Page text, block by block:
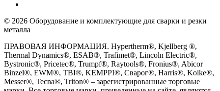
© 2026 Оборудование и комплектующие для сварки и резки
металла
ПРАВОВАЯ ИНФОРМАЦИЯ. Hypertherm®, Kjellberg ®,
Thermal Dynamics®, ESAB®, Trafimet®, Lincoln Electric®,
Bystronic®, Pricetec®, Trumpf®, Raytools®, Fronius®, Abicor
Binzel®, EWM®, TBI®, KEMPPI®, Сварог®, Harris®, Koike®,
Messer®, Tecna®, Triton® – зарегистрированные торговые